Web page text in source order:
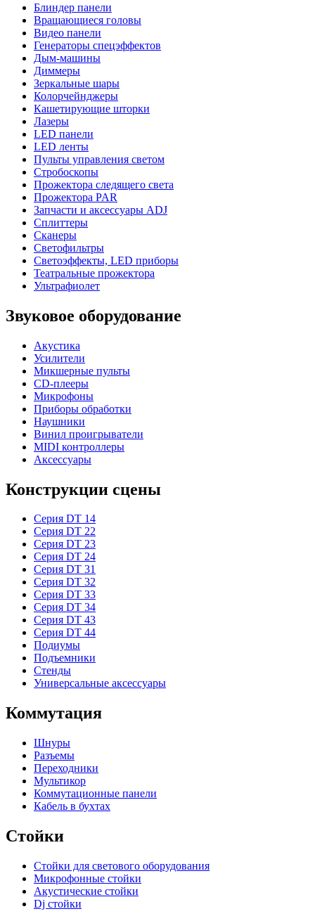
Блиндер панели
Вращающиеся головы
Видео панели
Генераторы спецэффектов
Дым-машины
Диммеры
Зеркальные шары
Колорчейнджеры
Кашетирующие шторки
Лазеры
LED панели
LED ленты
Пульты управления светом
Стробоскопы
Прожектора следящего света
Прожектора PAR
Запчасти и аксессуары ADJ
Сплиттеры
Сканеры
Светофильтры
Светоэффекты, LED приборы
Театральные прожектора
Ультрафиолет
Звуковое оборудование
Акустика
Усилители
Микшерные пульты
CD-плееры
Микрофоны
Приборы обработки
Наушники
Винил проигрыватели
MIDI контроллеры
Аксессуары
Конструкции сцены
Серия DT 14
Серия DT 22
Серия DT 23
Серия DT 24
Серия DT 31
Серия DT 32
Серия DT 33
Серия DT 34
Серия DT 43
Серия DT 44
Подиумы
Подъемники
Стенды
Универсальные аксессуары
Коммутация
Шнуры
Разъемы
Переходники
Мультикор
Коммутационные панели
Кабель в бухтах
Стойки
Стойки для светового оборудования
Микрофонные стойки
Акустические стойки
Dj стойки